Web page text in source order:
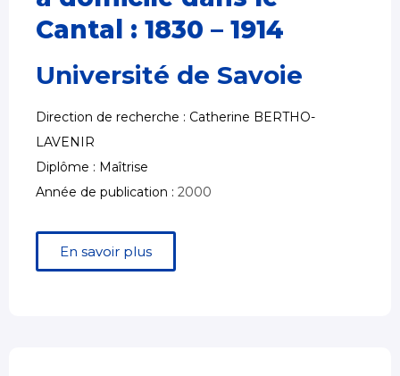
Cantal : 1830 – 1914
Université de Savoie
Direction de recherche : Catherine BERTHO-
LAVENIR
Diplôme : Maîtrise
Année de publication : 2000
En savoir plus